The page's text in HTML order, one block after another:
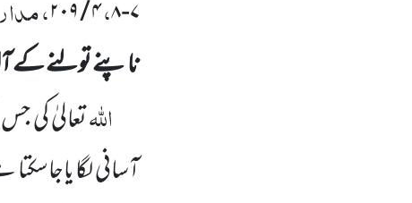
۷-۸،۴/۲۰۹،
ناپنے تولنے کے
اللہتعالیٰ کی
آسانی لگا